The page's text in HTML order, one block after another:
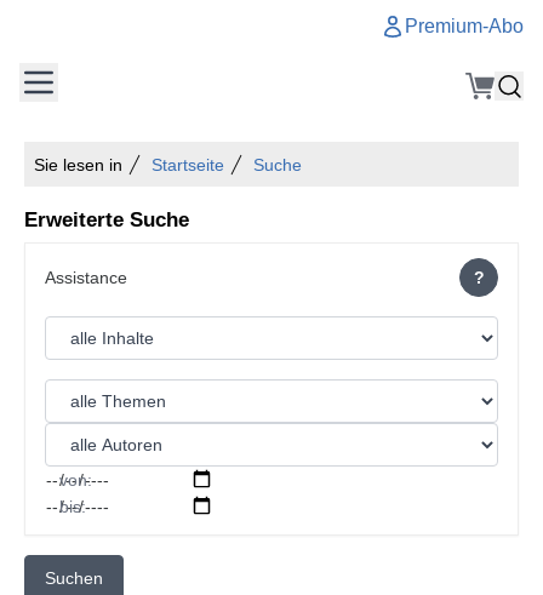
Premium-Abo
Sie lesen in Startseite Suche
Erweiterte Suche
?
von:
bis:
Suchen